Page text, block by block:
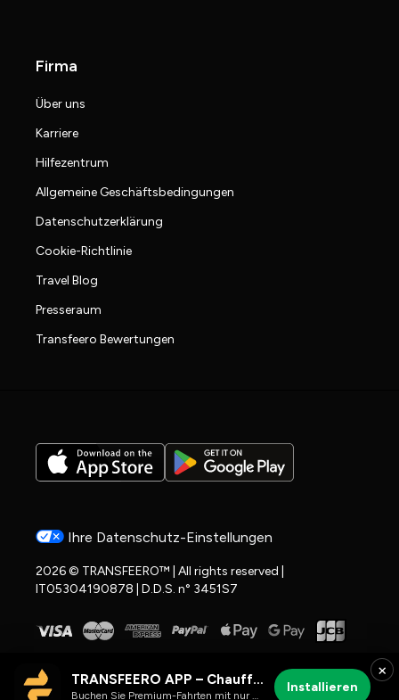
Firma
Über uns
Karriere
Hilfezentrum
Allgemeine Geschäftsbedingungen
Datenschutzerklärung
Cookie-Richtlinie
Travel Blog
Presseraum
Transfeero Bewertungen
Ihre Datenschutz-Einstellungen
2026 © TRANSFEERO™ | All rights reserved |
IT05304190878 | D.D.S. n° 3451S7
×
TRANSFEERO APP – Chauffeur- & Flughafenfahrten
Buchen Sie Premium-Fahrten mit nur wenigen Klicks
Installieren